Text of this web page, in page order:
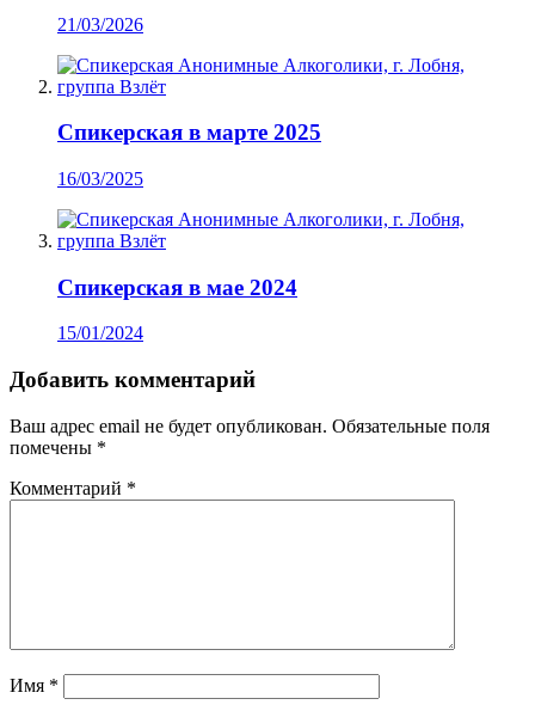
21/03/2026
Спикерская в марте 2025
16/03/2025
Спикерская в мае 2024
15/01/2024
Добавить комментарий
Ваш адрес email не будет опубликован. Обязательные поля
помечены *
Комментарий *
Имя *